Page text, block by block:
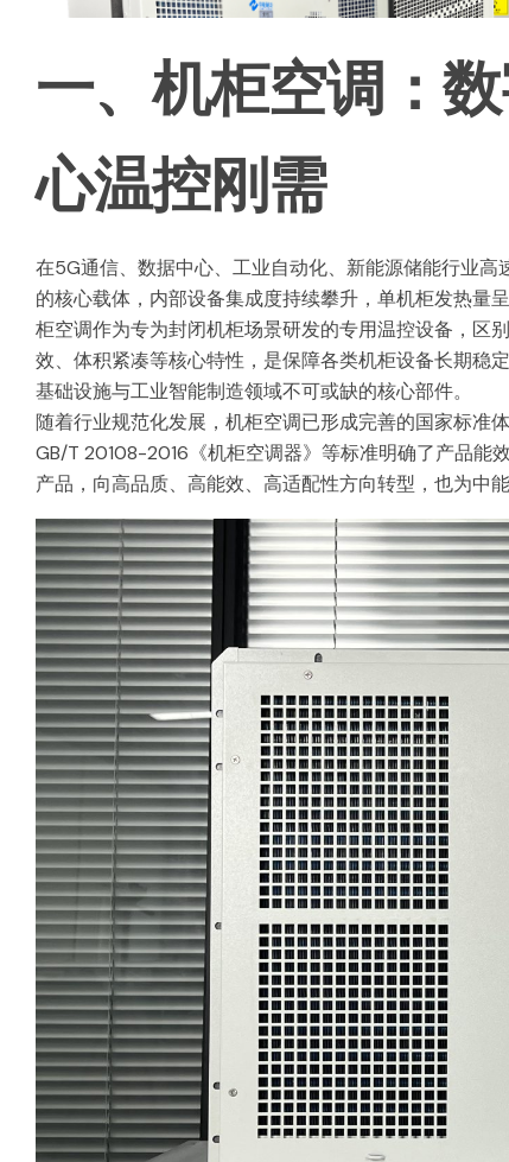
一、机柜空调：
心温控刚需
在5G通信、数据中心、工业自动化、新能源储能行业
的核心载体，内部设备集成度持续攀升，单机柜发热量
柜空调作为专为封闭机柜场景研发的专用温控设备，区
效、体积紧凑等核心特性，是保障各类机柜设备长期稳
基础设施与工业智能制造领域不可或缺的核心部件。
随着行业规范化发展，机柜空调已形成完善的国家标准
GB/T 20108-2016《机柜空调器》等标准明确了产品能
产品，向高品质、高能效、高适配性方向转型，也为中